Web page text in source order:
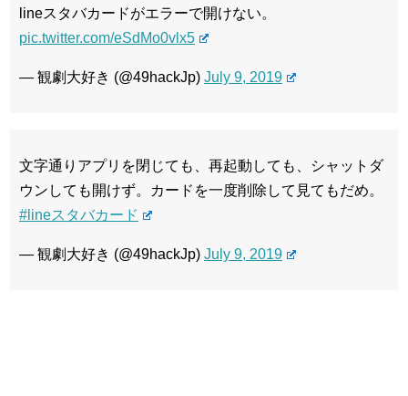
lineスタバカードがエラーで開けない。
pic.twitter.com/eSdMo0vlx5
— 観劇大好き (@49hackJp) July 9, 2019
文字通りアプリを閉じても、再起動しても、シャットダ
ウンしても開けず。カードを一度削除して見てもだめ。
#lineスタバカード
— 観劇大好き (@49hackJp) July 9, 2019